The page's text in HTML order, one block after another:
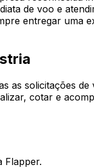
de voo e
entregar uma
as solicitações
cotar e
Flapper.